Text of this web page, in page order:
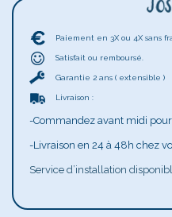
Paiement en 3X ou 4X sans
Satisfait ou remboursé.
Garantie 2 ans ( extensible )
Livraison :
-Commandez avant midi
-Livraison en 24 à 48h chez
Service d’installation